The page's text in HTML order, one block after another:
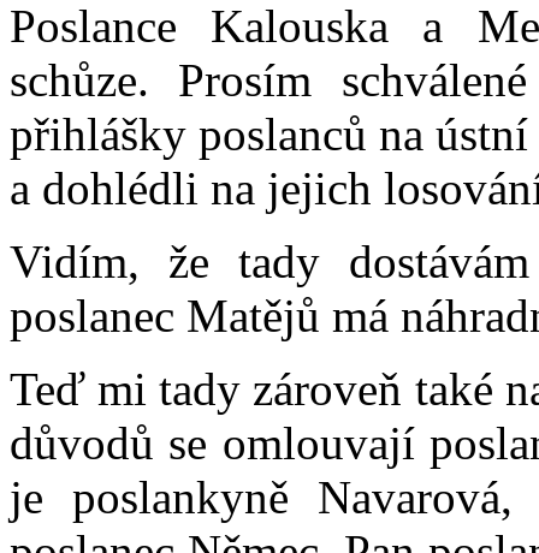
Poslance Kalouska a
schůze. Prosím
přihlášky poslanců na
a dohlédli na jejich
Vidím, že tady
poslanec Matějů má
Teď mi tady zároveň také
důvodů se omlouvají
je poslankyně